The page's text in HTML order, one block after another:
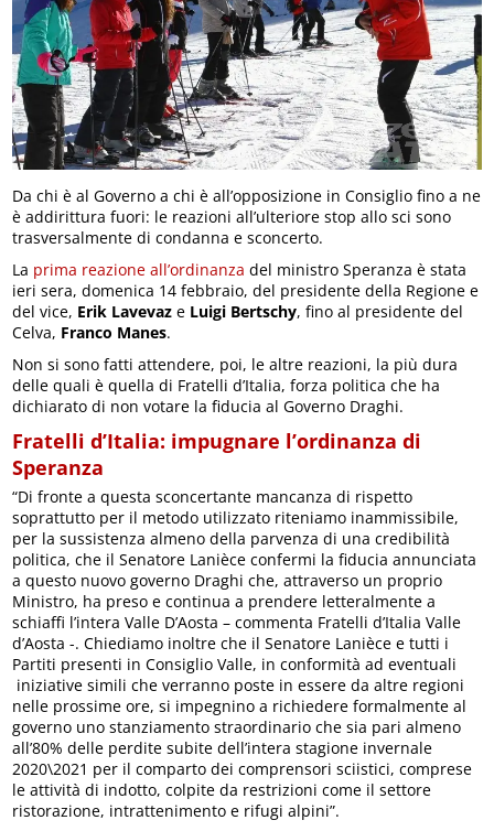
Da chi è al Governo a chi è all’opposizione in Consiglio fino a ne
è addirittura fuori: le reazioni all’ulteriore stop allo sci sono
trasversalmente di condanna e sconcerto.
La prima reazione all’ordinanza del ministro Speranza è stata
ieri sera, domenica 14 febbraio, del presidente della Regione e
del vice, Erik Lavevaz e Luigi Bertschy, fino al presidente del
Celva, Franco Manes.
Non si sono fatti attendere, poi, le altre reazioni, la più dura
delle quali è quella di Fratelli d’Italia, forza politica che ha
dichiarato di non votare la fiducia al Governo Draghi.
Fratelli d’Italia: impugnare l’ordinanza di
Speranza
“Di fronte a questa sconcertante mancanza di rispetto
soprattutto per il metodo utilizzato riteniamo inammissibile,
per la sussistenza almeno della parvenza di una credibilità
politica, che il Senatore Lanièce confermi la fiducia annunciata
a questo nuovo governo Draghi che, attraverso un proprio
Ministro, ha preso e continua a prendere letteralmente a
schiaffi l’intera Valle D’Aosta – commenta Fratelli d’Italia Valle
d’Aosta -. Chiediamo inoltre che il Senatore Lanièce e tutti i
Partiti presenti in Consiglio Valle, in conformità ad eventuali
iniziative simili che verranno poste in essere da altre regioni
nelle prossime ore, si impegnino a richiedere formalmente al
governo uno stanziamento straordinario che sia pari almeno
all’80% delle perdite subite dell’intera stagione invernale
2020\2021 per il comparto dei comprensori sciistici, comprese
le attività di indotto, colpite da restrizioni come il settore
ristorazione, intrattenimento e rifugi alpini”.